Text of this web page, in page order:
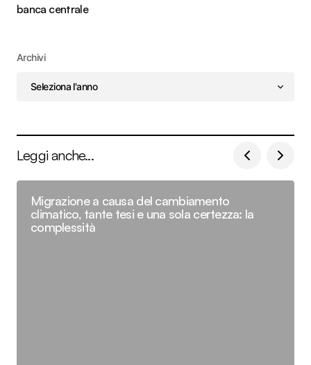
banca centrale
Archivi
Leggi anche...
Migrazione a causa del cambiamento
climatico, tante tesi e una sola certezza: la
complessità